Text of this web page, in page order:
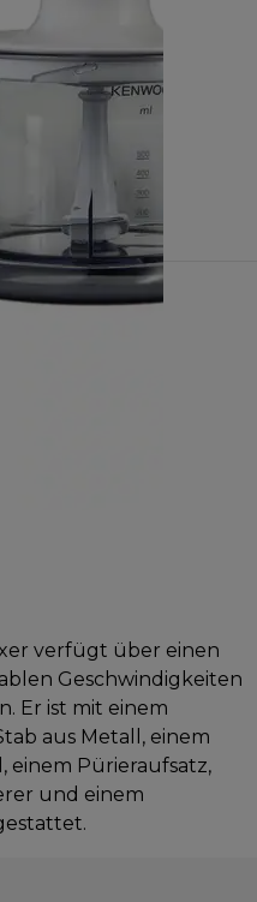
verfügt über einen
Geschwindigkeiten
Er ist mit einem
aus Metall, einem
einem Pürieraufsatz,
und einem